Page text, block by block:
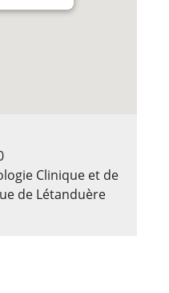
Clinique et de
de Létanduère